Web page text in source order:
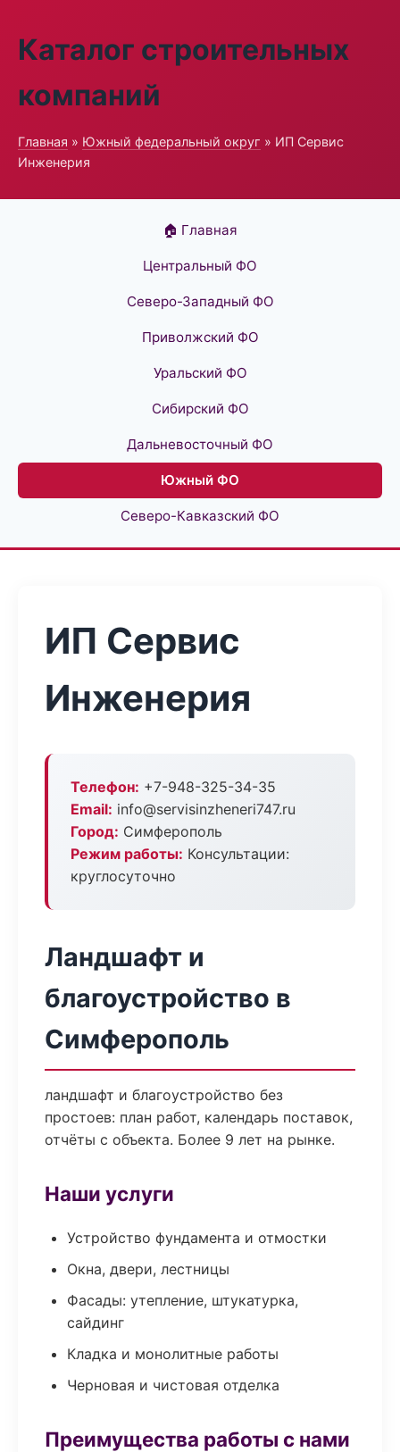
Каталог строительных
компаний
Главная » Южный федеральный округ » ИП Сервис
Инженерия
🏠 Главная
Центральный ФО
Северо-Западный ФО
Приволжский ФО
Уральский ФО
Сибирский ФО
Дальневосточный ФО
Южный ФО
Северо-Кавказский ФО
ИП Сервис
Инженерия
Телефон: +7-948-325-34-35
Email: info@servisinzheneri747.ru
Город: Симферополь
Режим работы: Консультации:
круглосуточно
Ландшафт и
благоустройство в
Симферополь
ландшафт и благоустройство без
простоев: план работ, календарь поставок,
отчёты с объекта. Более 9 лет на рынке.
Наши услуги
Устройство фундамента и отмостки
Окна, двери, лестницы
Фасады: утепление, штукатурка,
сайдинг
Кладка и монолитные работы
Черновая и чистовая отделка
Преимущества работы с нами